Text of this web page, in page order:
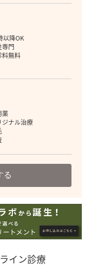
以降OK
専門
料無料
薬
ジナル治療
る
イン診療